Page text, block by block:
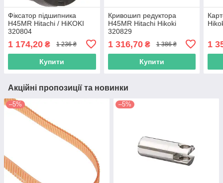
Фіксатор підшипника
H45MR Hitachi / HiKOKI
320804
1 174,20 ₴ 1 236 ₴
Купити
Кривошип редуктора
H45MR Hitachi Hikoki
320829
1 316,70₴ 1 386 ₴
Купити
1
Акційні пропозиції та новинки
–5% –5%